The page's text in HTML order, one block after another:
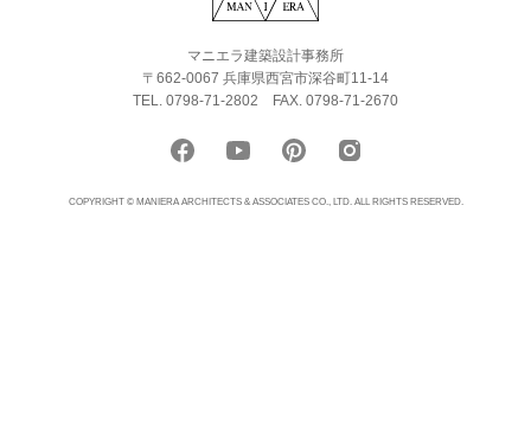
マニエラ建築設計事務所
〒662-0067 兵庫県西宮市深谷町11-14
TEL. 0798-71-2802 FAX. 0798-71-2670
COPYRIGHT © MANIERA ARCHITECTS & ASSOCIATES CO., LTD. ALL RIGHTS RESERVED.